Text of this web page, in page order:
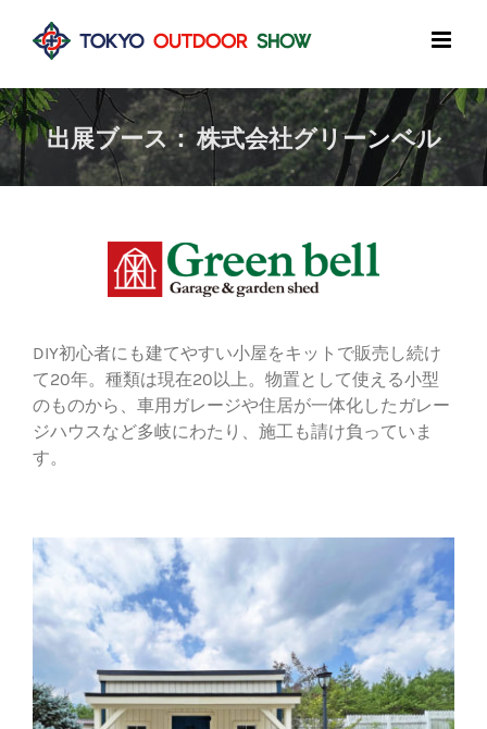
content
出展ブース： 株式会社グリーンベル
DIY初心者にも建てやすい小屋をキットで販売し続け
て20年。種類は現在20以上。物置として使える小型
のものから、車用ガレージや住居が一体化したガレー
ジハウスなど多岐にわたり、施工も請け負っていま
す。